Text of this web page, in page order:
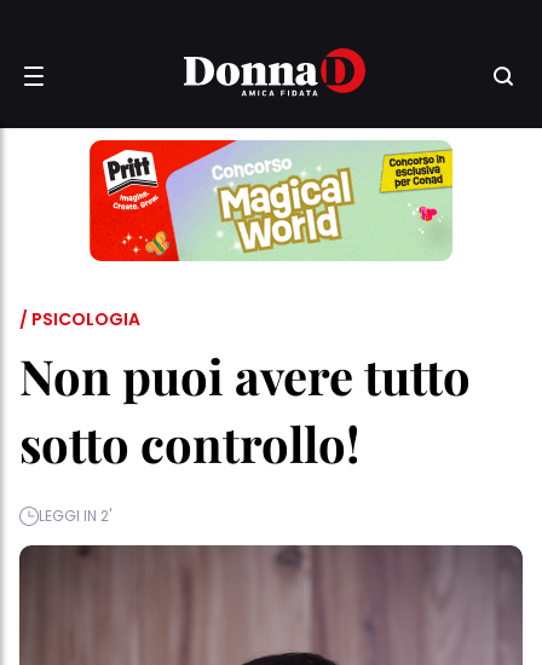
/ PSICOLOGIA
Non puoi avere tutto
sotto controllo!
LEGGI IN 2'